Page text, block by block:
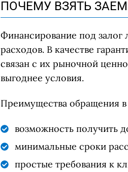
ПОЧЕМУ ВЗЯТЬ
Финансирование под залог
расходов. В качестве
связан с их рыночной
выгоднее условия.
Преимущества обращения
возможность получить
минимальные сроки
простые требования к